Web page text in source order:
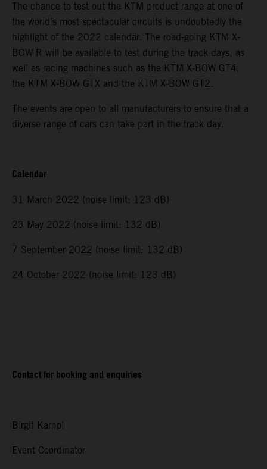
The chance to test out the KTM product range at one of
the world’s most spectacular circuits is undoubtedly the
highlight of the 2022 calendar. The road-going KTM X-
BOW R will be available to test during the track days, as
well as racing machines such as the KTM X-BOW GT4,
the KTM X-BOW GTX and the KTM X-BOW GT2.
The events are open to all manufacturers to ensure that a
diverse range of cars can take part in the track day.
Calendar
31 March 2022 (noise limit: 123 dB)
23 May 2022 (noise limit: 132 dB)
7 September 2022 (noise limit: 132 dB)
24 October 2022 (noise limit: 123 dB)
Contact for booking and enquiries
Birgit Kampl
Event Coordinator